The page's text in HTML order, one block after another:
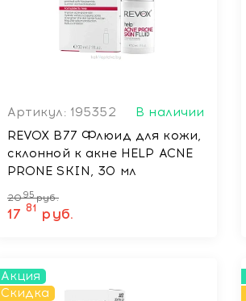
Артикул: 195352
В наличии
REVOX B77 Флюид для кожи,
склонной к акне HELP ACNE
PRONE SKIN, 30 мл
2095 руб.
17 81 руб.
Акция
Скидка